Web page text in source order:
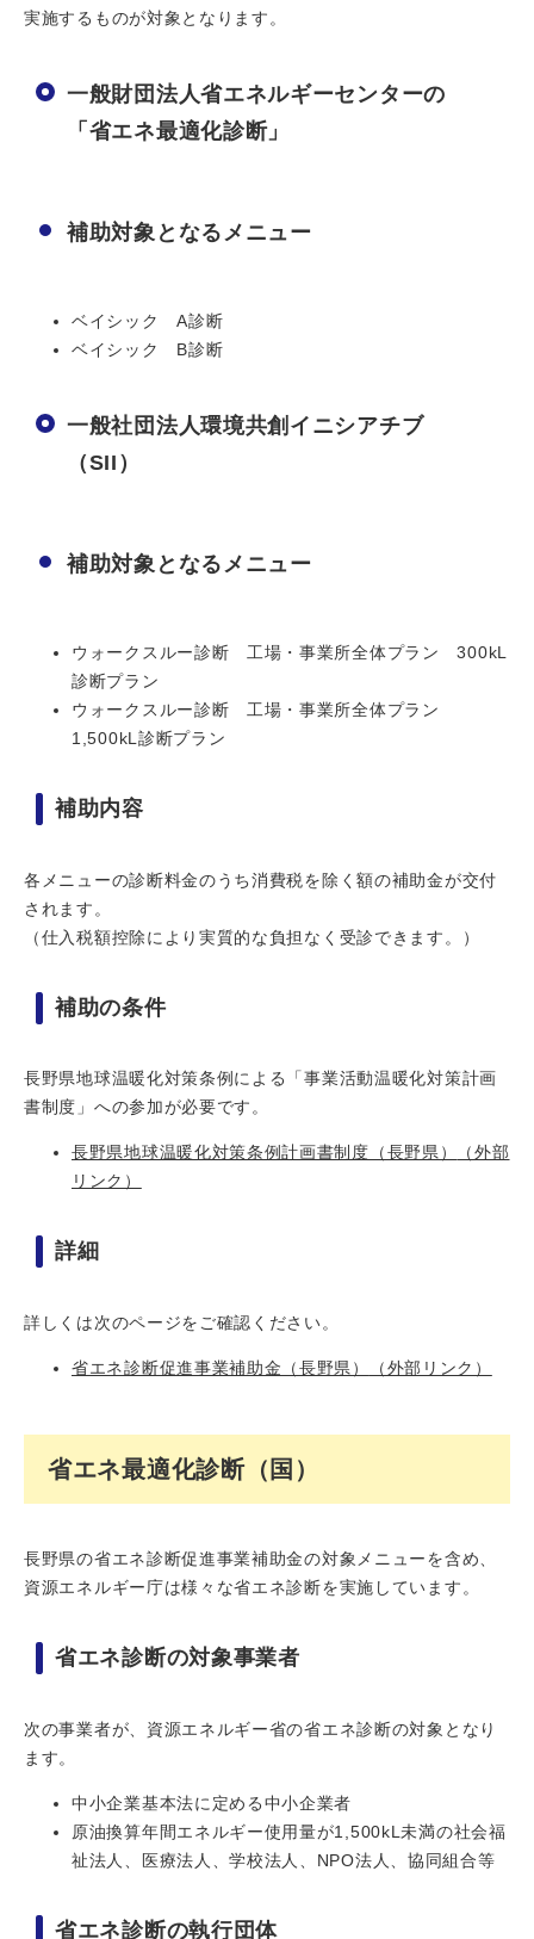
実施するものが対象となります。
一般財団法人省エネルギーセンターの
「省エネ最適化診断」
補助対象となるメニュー
ベイシック A診断
ベイシック B診断
一般社団法人環境共創イニシアチブ
（SII）
補助対象となるメニュー
ウォークスルー診断 工場・事業所全体プラン 300kL
診断プラン
ウォークスルー診断 工場・事業所全体プラン
1,500kL診断プラン
補助内容
各メニューの診断料金のうち消費税を除く額の補助金が交付
されます。
（仕入税額控除により実質的な負担なく受診できます。）
補助の条件
長野県地球温暖化対策条例による「事業活動温暖化対策計画
書制度」への参加が必要です。
長野県地球温暖化対策条例計画書制度（長野県）
（外部
リンク）
詳細
詳しくは次のページをご確認ください。
省エネ診断促進事業補助金（長野県） （外部リンク）
省エネ最適化診断（国）
長野県の省エネ診断促進事業補助金の対象メニューを含め、
資源エネルギー庁は様々な省エネ診断を実施しています。
省エネ診断の対象事業者
次の事業者が、資源エネルギー省の省エネ診断の対象となり
ます。
中小企業基本法に定める中小企業者
原油換算年間エネルギー使用量が1,500kL未満の社会福
祉法人、医療法人、学校法人、NPO法人、協同組合等
省エネ診断の執行団体